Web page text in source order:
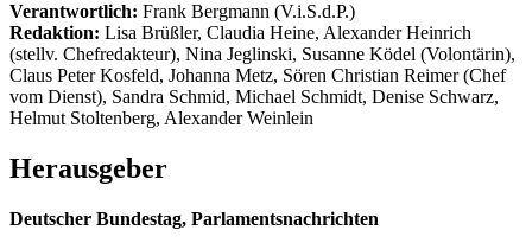
Verantwortlich: Frank Bergmann (V.i.S.d.P.)
Redaktion: Lisa Brüßler, Claudia Heine, Alexander Heinrich
(stellv. Chefredakteur), Nina Jeglinski, Susanne Ködel (Volontärin),
Claus Peter Kosfeld, Johanna Metz, Sören Christian Reimer (Chef
vom Dienst), Sandra Schmid, Michael Schmidt, Denise Schwarz,
Helmut Stoltenberg, Alexander Weinlein
Herausgeber
Deutscher Bundestag, Parlamentsnachrichten